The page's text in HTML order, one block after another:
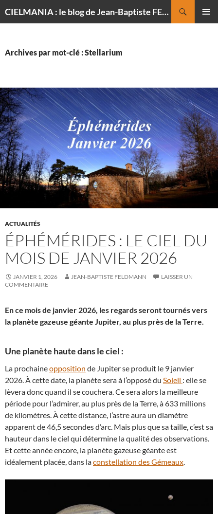
CIELMANIA : le blog de Jean-Baptiste FELDMANN, photographe du ciel
Archives par mot-clé : Stellarium
ACTUALITÉS
ÉPHÉMÉRIDES : LE CIEL DU
MOIS DE JANVIER 2026
JANVIER 1, 2026 JEAN-BAPTISTE FELDMANN
LAISSER UN
COMMENTAIRE
En ce mois de janvier 2026, les regards seront tournés vers
la planète gazeuse géante Jupiter, au plus près de la Terre.
Une planète haute dans le ciel :
La prochaineopposition de Jupiter se produit le 9 janvier
2026. À cette date, la planète sera à l’opposé du Soleil : elle se
lèvera donc quand il se couchera. Ce sera alors la meilleure
période pour l’admirer, au plus près de la Terre, à 633 millions
de kilomètres. À cette distance, l’astre aura un diamètre
apparent de 46,5 secondes d’arc. Mais plus que sa taille, c’est sa
hauteur dans le ciel qui détermine la qualité des observations.
Et cette année encore, la planète gazeuse géante est
idéalement placée, dans laconstellation des Gémeaux.